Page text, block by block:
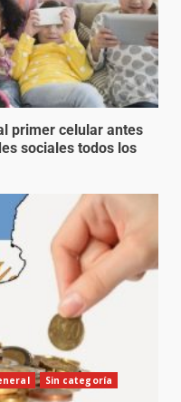
primer celular antes
sociales todos los
Sin categoría